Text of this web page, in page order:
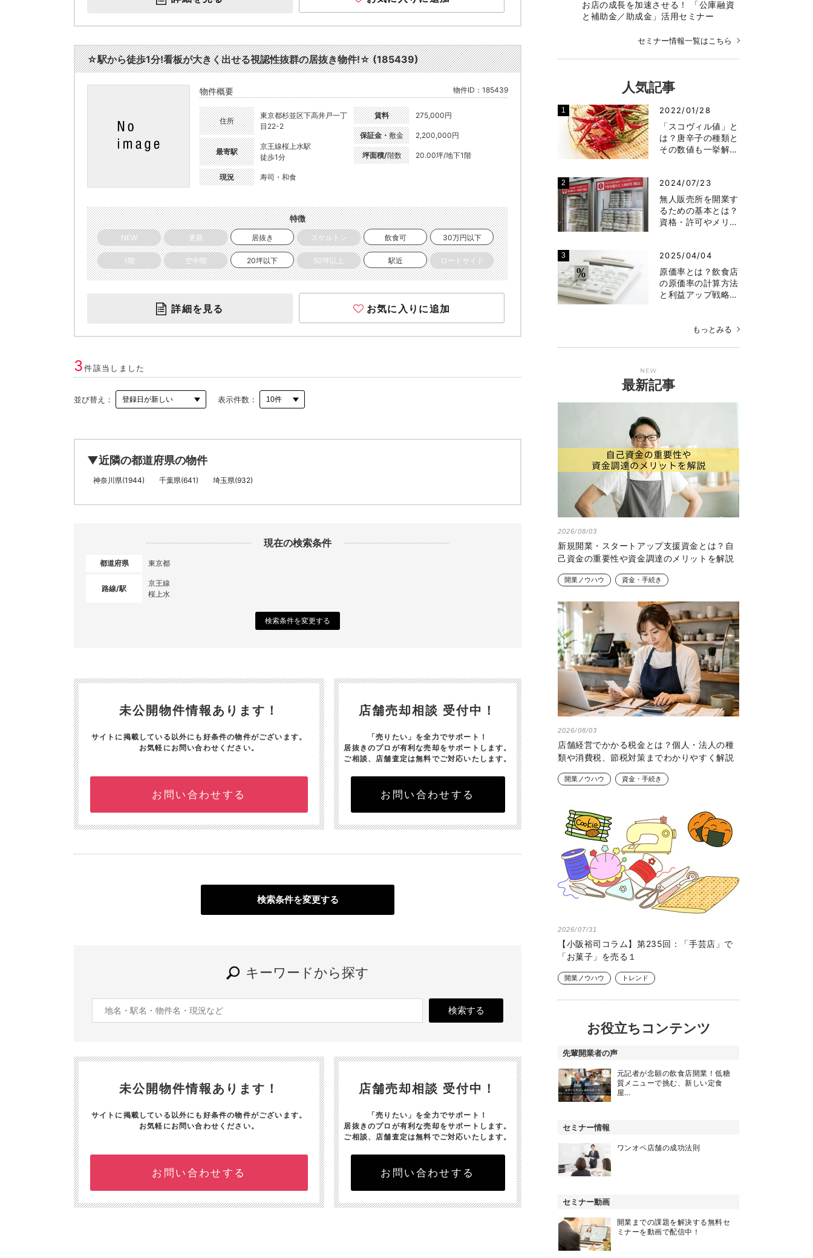
☆駅から徒歩1分!看板が大きく出せる視認性抜群の居抜き物件!☆ (185439)
物件概要 物件ID：185439
住所
東京都杉並区下高井戸一丁
目22-2
最寄駅
京王線桜上水駅
徒歩1分
現況 寿司・和食
賃料 275,000円
保証金・敷金 2,200,000円
坪面積/階数 20.00坪/地下1階
特徴
NEW 更新 居抜き スケルトン 飲食可 30万円以下
1階 空中階 20坪以下 50坪以上 駅近 ロードサイド
詳細を見る お気に入りに追加
3件該当しました
並び替え： 表示件数：
▼近隣の都道府県の物件
神奈川県(1944) 千葉県(641) 埼玉県(932)
現在の検索条件
都道府県 東京都
路線/駅
京王線
桜上水
検索条件を変更する
未公開物件情報あります！
サイトに掲載している以外にも好条件の物件がございます。
お気軽にお問い合わせください。
お問い合わせする
店舗売却相談 受付中！
「売りたい」を全力でサポート！
居抜きのプロが有利な売却をサポートします。
ご相談、店舗査定は無料でご対応いたします。
お問い合わせする
検索条件を変更する
キーワードから探す
未公開物件情報あります！
サイトに掲載している以外にも好条件の物件がございます。
お気軽にお問い合わせください。
お問い合わせする
店舗売却相談 受付中！
「売りたい」を全力でサポート！
居抜きのプロが有利な売却をサポートします。
ご相談、店舗査定は無料でご対応いたします。
お問い合わせする
お店の成長を加速させる！ 「公庫融資
と補助金／助成金」活用セミナー
セミナー情報一覧はこちら
人気記事
2022/01/28
「スコヴィル値」と
は？唐辛子の種類と
その数値も一挙解…
2024/07/23
無人販売所を開業す
るための基本とは？
資格・許可やメリ…
2025/04/04
原価率とは？飲食店
の原価率の計算方法
と利益アップ戦略…
もっとみる
NEW
最新記事
2026/08/03
新規開業・スタートアップ支援資金とは？自
己資金の重要性や資金調達のメリットを解説
開業ノウハウ 資金・手続き
2026/08/03
店舗経営でかかる税金とは？個人・法人の種
類や消費税、節税対策までわかりやすく解説
開業ノウハウ 資金・手続き
2026/07/31
【小阪裕司コラム】第235回：「手芸店」で
「お菓子」を売る１
開業ノウハウ トレンド
お役立ちコンテンツ
先輩開業者の声
元記者が念願の飲食店開業！低糖
質メニューで挑む、新しい定食
屋…
セミナー情報
ワンオペ店舗の成功法則
セミナー動画
開業までの課題を解決する無料セ
ミナーを動画で配信中！